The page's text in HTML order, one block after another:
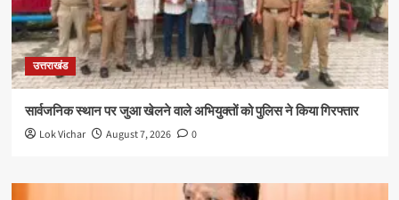
उत्तराखंड
सार्वजनिक स्थान पर जुआ खेलने वाले अभियुक्तों को पुलिस ने किया गिरफ्तार
Lok Vichar August 7, 2026 0